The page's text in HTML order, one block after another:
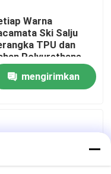
Warna
Ski Salju
TPU dan
Polyurethane
untuk
Luar Ruang
mengirimkan